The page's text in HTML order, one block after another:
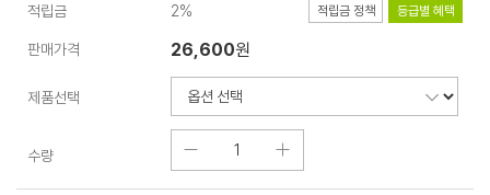
적립금 2% 적립금 정책 등급별 혜택
판매가격 26,600원
제품선택
수량